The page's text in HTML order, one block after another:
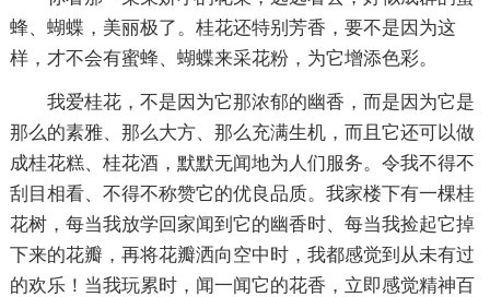
蜂、蝴蝶，美丽极了。桂花还特别芳香，要不是因为这
样，才不会有蜜蜂、蝴蝶来采花粉，为它增添色彩。
我爱桂花，不是因为它那浓郁的幽香，而是因为它是
那么的素雅、那么大方、那么充满生机，而且它还可以做
成桂花糕、桂花酒，默默无闻地为人们服务。令我不得不
刮目相看、不得不称赞它的优良品质。我家楼下有一棵桂
花树，每当我放学回家闻到它的幽香时、每当我捡起它掉
下来的花瓣，再将花瓣洒向空中时，我都感觉到从未有过
的欢乐！当我玩累时，闻一闻它的花香，立即感觉精神百